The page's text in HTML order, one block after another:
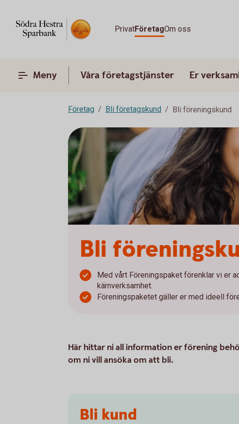
PrivatFöretagOm oss
Meny Våra företagstjänster Er
Företag Bli företagskund Bli föreningskund
Bli
Med vårt Föreningspaket förenklar vi er
kärnverksamhet.
Föreningspaketet gäller er med ideell
Här hittar ni all information er förening
om ni vill ansöka om att bli.
Bli kund